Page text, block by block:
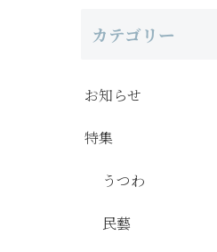
カテゴリー
お知らせ
特集
うつわ
民藝